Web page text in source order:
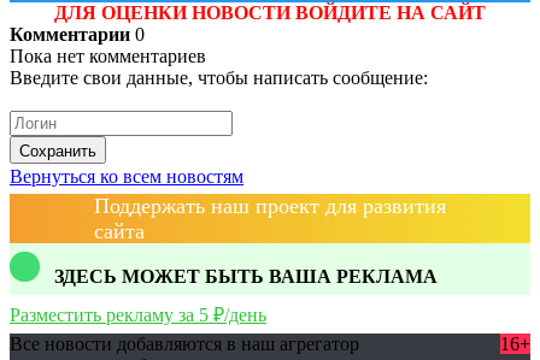
ДЛЯ ОЦЕНКИ НОВОСТИ ВОЙДИТЕ НА САЙТ
Комментарии 0
Пока нет комментариев
Введите свои данные, чтобы написать сообщение:
Сохранить
Вернуться ко всем новостям
Поддержать наш проект для развития
сайта
ЗДЕСЬ МОЖЕТ БЫТЬ ВАША РЕКЛАМА
Разместить рекламу за 5 ₽/день
Все новости добавляются в наш агрегатор
16+